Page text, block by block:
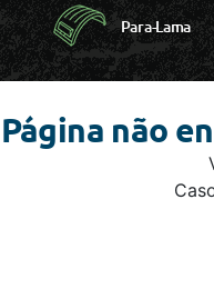
Para-Lama
Página não